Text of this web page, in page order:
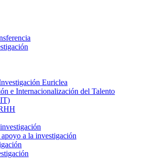
Euriclea
e Internacionalización del Talento
a la investigación